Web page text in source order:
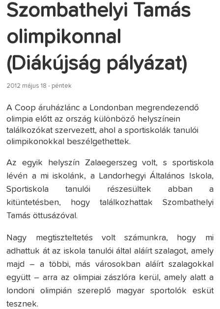
Szombathelyi Tamás
olimpikonnal
(Diákújság pályázat)
2012 május 18 - péntek
A Coop áruházlánc a Londonban megrendezendő
olimpia előtt az ország különböző helyszínein
találkozókat szervezett, ahol a sportiskolák tanulói
olimpikonokkal beszélgethettek.
Az egyik helyszín Zalaegerszeg volt, s sportiskola
lévén a mi iskolánk, a Landorhegyi Általános Iskola,
Sportiskola tanulói részesültek abban a
kitüntetésben, hogy találkozhattak Szombathelyi
Tamás öttusázóval.
Nagy megtiszteltetés volt számunkra, hogy mi
adhattuk át az iskola tanulói által aláírt szalagot, amely
majd – a többi, más városokban aláírt szalagokkal
együtt – arra az olimpiai zászlóra kerül, amely alatt a
londoni olimpián szereplő magyar sportolók esküt
tesznek.